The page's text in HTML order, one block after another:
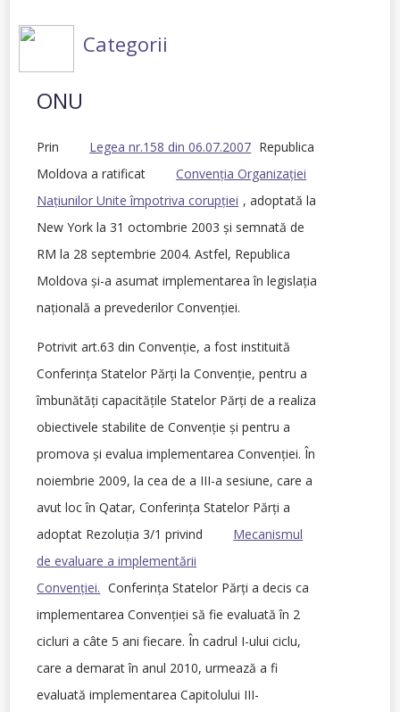
Categorii
ONU
Prin Legea nr.158 din 06.07.2007 Republica
Moldova a ratificat
Convenţia Organizaţiei
Naţiunilor Unite împotriva corupţiei , adoptată la
New York la 31 octombrie 2003 şi semnată de
RM la 28 septembrie 2004. Astfel, Republica
Moldova şi-a asumat implementarea în legislaţia
naţională a prevederilor Convenţiei.
Potrivit art.63 din Convenţie, a fost instituită
Conferinţa Statelor Părţi la Convenţie, pentru a
îmbunătăţi capacităţile Statelor Părţi de a realiza
obiectivele stabilite de Convenţie şi pentru a
promova şi evalua implementarea Convenţiei. În
noiembrie 2009, la cea de a III-a sesiune, care a
avut loc în Qatar, Conferinţa Statelor Părţi a
adoptat Rezoluţia 3/1 privind
Mecanismul
de evaluare a implementării
Convenţiei. Conferinţa Statelor Părţi a decis ca
implementarea Convenţiei să fie evaluată în 2
cicluri a câte 5 ani fiecare. În cadrul I-ului ciclu,
care a demarat în anul 2010, urmează a fi
evaluată implementarea Capitolului III-